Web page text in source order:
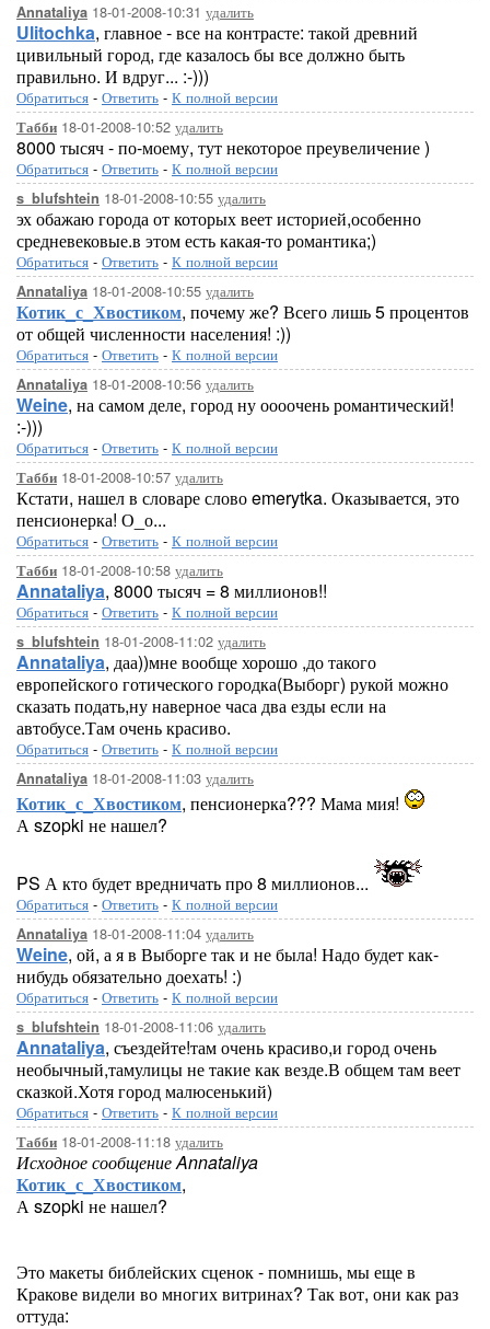
Annataliya 18-01-2008-10:31 удалить
Ulitochka, главное - все на контрасте: такой древний
цивильный город, где казалось бы все должно быть
правильно. И вдруг... :-)))
Обратиться - Ответить - К полной версии
Табби 18-01-2008-10:52 удалить
8000 тысяч - по-моему, тут некоторое преувеличение )
Обратиться - Ответить - К полной версии
s_blufshtein 18-01-2008-10:55 удалить
эх обажаю города от которых веет историей,особенно
средневековые.в этом есть какая-то романтика;)
Обратиться - Ответить - К полной версии
Annataliya 18-01-2008-10:55 удалить
Котик_с_Хвостиком, почему же? Всего лишь 5 процентов
от общей численности населения! :))
Обратиться - Ответить - К полной версии
Annataliya 18-01-2008-10:56 удалить
Weine, на самом деле, город ну оооочень романтический!
:-)))
Обратиться - Ответить - К полной версии
Табби 18-01-2008-10:57 удалить
Кстати, нашел в словаре слово emerytka. Оказывается, это
пенсионерка! О_о...
Обратиться - Ответить - К полной версии
Табби 18-01-2008-10:58 удалить
Annataliya, 8000 тысяч = 8 миллионов!!
Обратиться - Ответить - К полной версии
s_blufshtein 18-01-2008-11:02 удалить
Annataliya, даа))мне вообще хорошо ,до такого
европейского готического городка(Выборг) рукой можно
сказать подать,ну наверное часа два езды если на
автобусе.Там очень красиво.
Обратиться - Ответить - К полной версии
Annataliya 18-01-2008-11:03 удалить
Котик_с_Хвостиком, пенсионерка??? Мама мия!
А szopki не нашел?
PS А кто будет вредничать про 8 миллионов...
Обратиться - Ответить - К полной версии
Annataliya 18-01-2008-11:04 удалить
Weine, ой, а я в Выборге так и не была! Надо будет как-
нибудь обязательно доехать! :)
Обратиться - Ответить - К полной версии
s_blufshtein 18-01-2008-11:06 удалить
Annataliya, съездейте!там очень красиво,и город очень
необычный,тамулицы не такие как везде.В общем там веет
сказкой.Хотя город малюсенький)
Обратиться - Ответить - К полной версии
Табби 18-01-2008-11:18 удалить
Исходное сообщение Annataliya
Котик_с_Хвостиком,
А szopki не нашел?
Это макеты библейских сценок - помнишь, мы еще в
Кракове видели во многих витринах? Так вот, они как раз
оттуда: